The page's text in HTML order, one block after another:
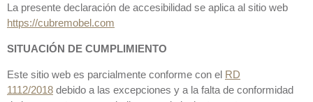
La presente declaración de accesibilidad se aplica al sitio web
https://cubremobel.com
SITUACIÓN DE CUMPLIMIENTO
Este sitio web es parcialmente conforme con el RD
1112/2018 debido a las excepciones y a la falta de conformidad